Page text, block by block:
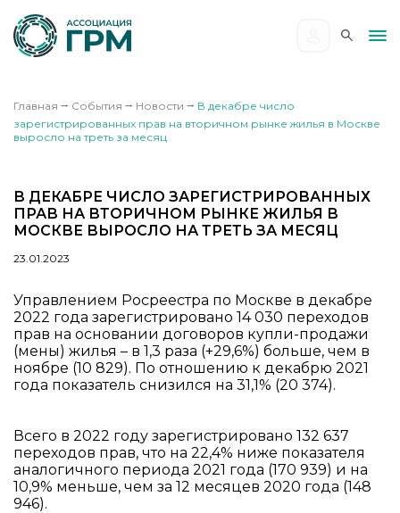
Главная ⭢ События ⭢ Новости ⭢ В декабре число
зарегистрированных прав на вторичном рынке жилья в Москве
выросло на треть за месяц
В ДЕКАБРЕ ЧИСЛО ЗАРЕГИСТРИРОВАННЫХ
ПРАВ НА ВТОРИЧНОМ РЫНКЕ ЖИЛЬЯ В
МОСКВЕ ВЫРОСЛО НА ТРЕТЬ ЗА МЕСЯЦ
23.01.2023
Управлением Росреестра по Москве в декабре
2022 года зарегистрировано 14 030 переходов
прав на основании договоров купли-продажи
(мены) жилья – в 1,3 раза (+29,6%) больше, чем в
ноябре (10 829). По отношению к декабрю 2021
года показатель снизился на 31,1% (20 374).
Всего в 2022 году зарегистрировано 132 637
переходов прав, что на 22,4% ниже показателя
аналогичного периода 2021 года (170 939) и на
10,9% меньше, чем за 12 месяцев 2020 года (148
946).